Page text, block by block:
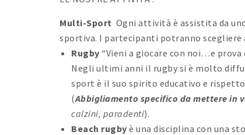
Multi-Sport Ogni attività è assistita da
sportiva. I partecipanti potranno
Rugby “Vieni a giocare con noi…e
Negli ultimi anni il rugby si è molto
sport è il suo spirito educativo e
(Abbigliamento specifico da mettere in
calzini, paradenti).
Beach rugby è una disciplina con una